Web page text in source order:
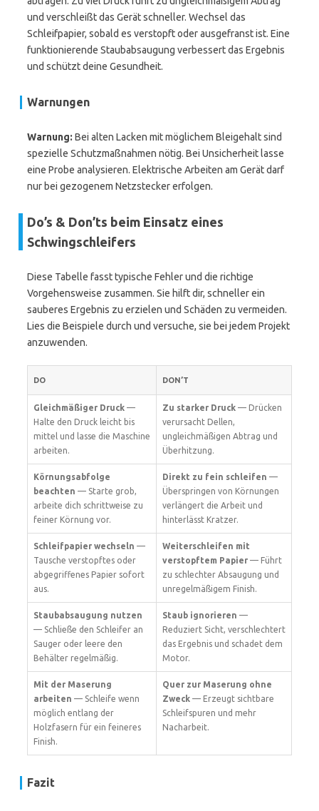
und verschleißt das Gerät schneller. Wechsel das
Schleifpapier, sobald es verstopft oder ausgefranst ist. Eine
funktionierende Staubabsaugung verbessert das Ergebnis
und schützt deine Gesundheit.
Warnungen
Warnung: Bei alten Lacken mit möglichem Bleigehalt sind
spezielle Schutzmaßnahmen nötig. Bei Unsicherheit lasse
eine Probe analysieren. Elektrische Arbeiten am Gerät darf
nur bei gezogenem Netzstecker erfolgen.
Do’s & Don’ts beim Einsatz eines
Schwingschleifers
Diese Tabelle fasst typische Fehler und die richtige
Vorgehensweise zusammen. Sie hilft dir, schneller ein
sauberes Ergebnis zu erzielen und Schäden zu vermeiden.
Lies die Beispiele durch und versuche, sie bei jedem Projekt
anzuwenden.
DO DON’T
Gleichmäßiger Druck —
Halte den Druck leicht bis
mittel und lasse die Maschine
arbeiten.
Zu starker Druck — Drücken
verursacht Dellen,
ungleichmäßigen Abtrag und
Überhitzung.
Körnungsabfolge
beachten — Starte grob,
arbeite dich schrittweise zu
feiner Körnung vor.
Direkt zu fein schleifen —
Überspringen von Körnungen
verlängert die Arbeit und
hinterlässt Kratzer.
Schleifpapier wechseln —
Tausche verstopftes oder
abgegriffenes Papier sofort
aus.
Weiterschleifen mit
verstopftem Papier — Führt
zu schlechter Absaugung und
unregelmäßigem Finish.
Staubabsaugung nutzen
— Schließe den Schleifer an
Sauger oder leere den
Behälter regelmäßig.
Staub ignorieren —
Reduziert Sicht, verschlechtert
das Ergebnis und schadet dem
Motor.
Mit der Maserung
arbeiten — Schleife wenn
möglich entlang der
Holzfasern für ein feineres
Finish.
Quer zur Maserung ohne
Zweck — Erzeugt sichtbare
Schleifspuren und mehr
Nacharbeit.
Fazit